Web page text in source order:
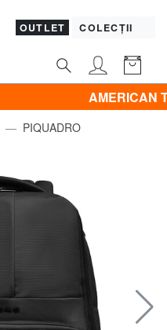
OUTLET COLECȚII
AMERICAN
PIQUADRO